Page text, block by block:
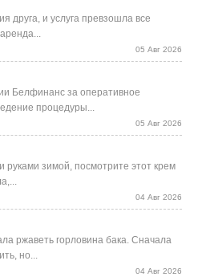
друга, и услуга превзошла все
05 Авг 2026
Белфинанс за оперативное
процедуры...
05 Авг 2026
руками зимой, посмотрите этот крем
04 Авг 2026
ржаветь горловина бака. Сначала
но...
04 Авг 2026